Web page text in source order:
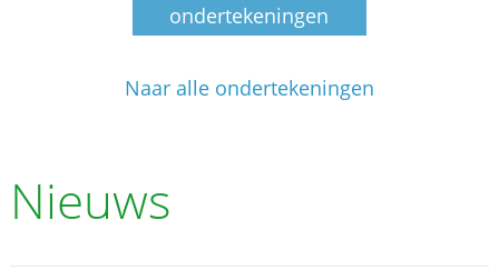
ondertekeningen
Naar alle ondertekeningen
Nieuws